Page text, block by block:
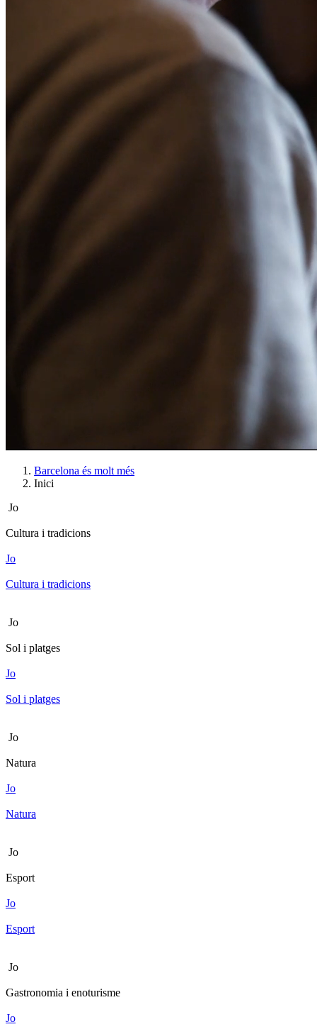
Barcelona és molt més
Inici
Jo
Cultura i tradicions
Jo
Cultura i tradicions
Jo
Sol i platges
Jo
Sol i platges
Jo
Natura
Jo
Natura
Jo
Esport
Jo
Esport
Jo
Gastronomia i enoturisme
Jo